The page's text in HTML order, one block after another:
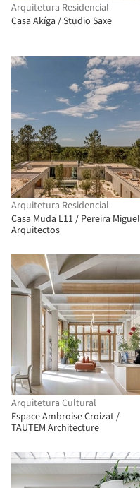
Arquitetura Residencial
Casa Akíga / Studio Saxe
Arquitetura Residencial
Casa Muda L11 / Pereira Miguel
Arquitectos
Arquitetura Cultural
Espace Ambroise Croizat /
TAUTEM Architecture